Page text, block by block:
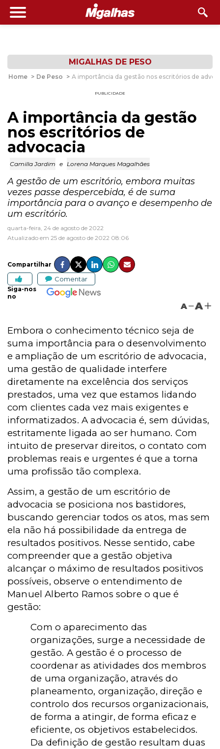
MIGALHAS DE PESO
Home > De Peso > A importância da gestão nos escritórios de
PUBLICIDADE
A importância da gestão
nos escritórios de
advocacia
Camilla Jardim e Lorena Marques Magalhães
A gestão de um escritório, embora muitas
vezes passe despercebida, é de suma
importância para o avanço e desempenho de
um escritório.
quarta-feira, 24 de agosto de 2022
Atualizado em 25 de agosto de 2022 08:06
Compartilhar
Comentar
Siga-nos
no
A A
Embora o conhecimento técnico seja de
suma importância para o desenvolvimento
e ampliação de um escritório de advocacia,
uma gestão de qualidade interfere
diretamente na excelência dos serviços
prestados, uma vez que estamos lidando
com clientes cada vez mais exigentes e
informatizados. A advocacia é, sem dúvidas,
estritamente ligada ao ser humano. Com
intuito de preservar direitos, o contato com
problemas reais e urgentes é que a torna
uma profissão tão complexa.
Assim, a gestão de um escritório de
advocacia se posiciona nos bastidores,
buscando gerenciar todos os atos, mas sem
ela não há possibilidade da entrega de
resultados positivos. Nesse sentido, cabe
compreender que a gestão objetiva
alcançar o máximo de resultados positivos
possíveis, observe o entendimento de
Manuel Alberto Ramos sobre o que é
gestão:
Com o aparecimento das
organizações, surge a necessidade de
gestão. A gestão é o processo de
coordenar as atividades dos membros
de uma organização, através do
planeamento, organização, direção e
controlo dos recursos organizacionais,
de forma a atingir, de forma eficaz e
eficiente, os objetivos estabelecidos.
Da definição de gestão resultam duas